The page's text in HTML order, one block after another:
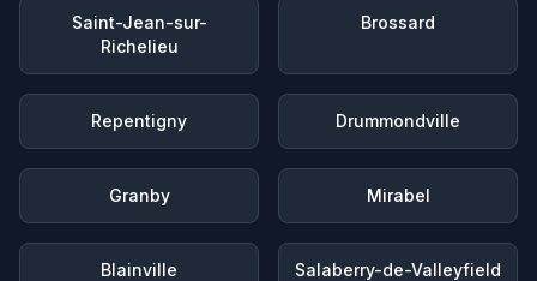
Saint-Jean-sur-
Richelieu
Brossard
Repentigny Drummondville
Granby Mirabel
Blainville Salaberry-de-Valleyfield